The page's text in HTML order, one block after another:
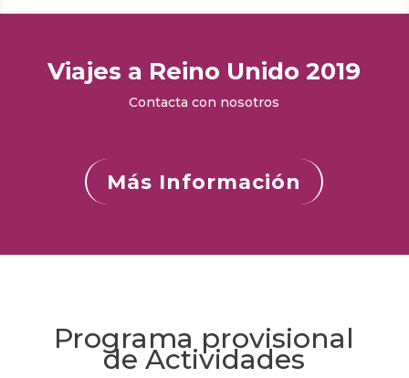
Viajes a Reino Unido 2019
Contacta con nosotros
Más Información
Programa provisional
de Actividades